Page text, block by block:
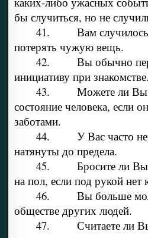
бы случиться, но не
41. Вам случилось
потерять чужую вещь.
42. Вы обычно
инициативу при знакомстве.
43. Можете ли Вы
состояние человека, если
заботами.
44. У Вас часто
натянуты до предела.
45. Бросите ли Вы
на пол, если под рукой нет
46. Вы больше
обществе других людей.
47. Считаете ли